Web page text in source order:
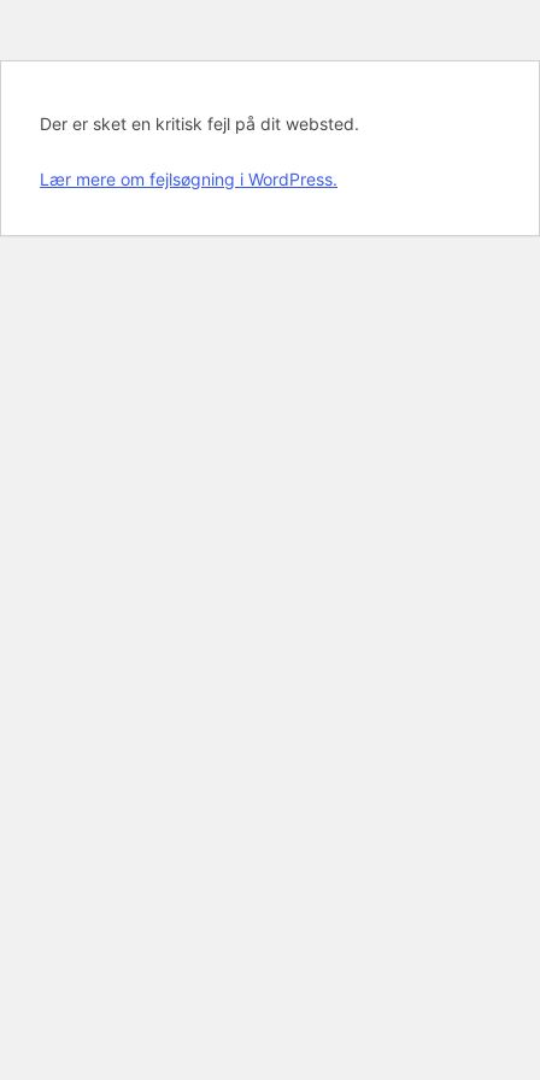
Der er sket en kritisk fejl på dit websted.
Lær mere om fejlsøgning i WordPress.